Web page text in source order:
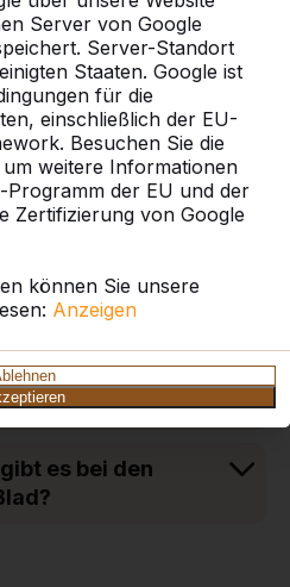
Server von Google
Server-Standort
Staaten. Google ist
für die
einschließlich der EU-
Besuchen Sie die
weitere Informationen
Programm der EU und der
Zertifizierung von Google
können Sie unsere
Anzeigen
Tische und
eine Bodenplatte
und Bänke von
Picknicksets?
gilt bei der
und Bänken
es bei den